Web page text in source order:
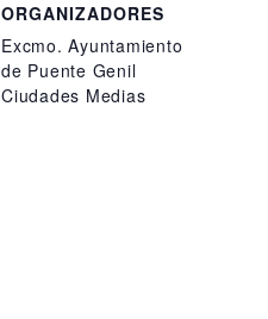
ORGANIZADORES
Excmo. Ayuntamiento
de Puente Genil
Ciudades Medias